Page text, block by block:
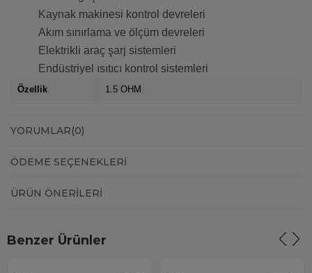
Kaynak makinesi kontrol devreleri
Akım sınırlama ve ölçüm devreleri
Elektrikli araç şarj sistemleri
Endüstriyel ısıtıcı kontrol sistemleri
Özellik 1.5 OHM
YORUMLAR(0)
ÖDEME SEÇENEKLERI
ÜRÜN ÖNERILERI
Benzer Ürünler